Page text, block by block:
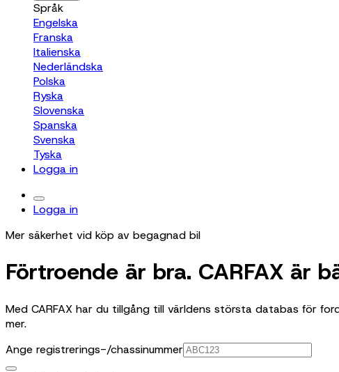
Språk
Engelska
Franska
Italienska
Nederländska
Polska
Ryska
Slovenska
Spanska
Svenska
Tyska
Logga in
Logga in
Mer säkerhet vid köp av begagnad bil
Förtroende är bra. CARFAX är
Med CARFAX har du tillgång till världens största databas för
mer.
Ange registrerings-/chassinummer